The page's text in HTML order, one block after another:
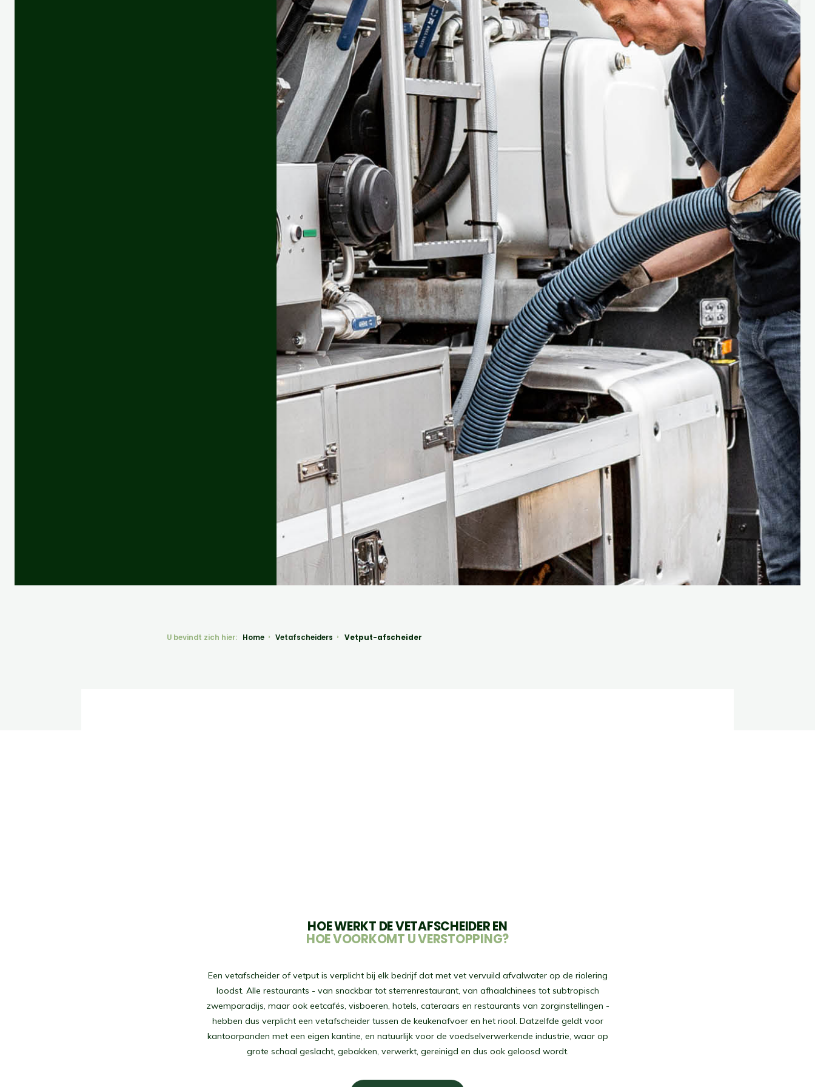
De
beste
service
voor
uw
vetput
Vetputspecialist
Olthuis
Recycling
Contact
U bevindt zich hier: Home Vetafscheiders Vetput-afscheider
HOE WERKT DE VETAFSCHEIDER EN
HOE VOORKOMT U VERSTOPPING?
Een vetafscheider of vetput is verplicht bij elk bedrijf dat met vet vervuild afvalwater op de riolering
loodst. Alle restaurants - van snackbar tot sterrenrestaurant, van afhaalchinees tot subtropisch
zwemparadijs, maar ook eetcafés, visboeren, hotels, cateraars en restaurants van zorginstellingen -
hebben dus verplicht een vetafscheider tussen de keukenafvoer en het riool. Datzelfde geldt voor
kantoorpanden met een eigen kantine, en natuurlijk voor de voedselverwerkende industrie, waar op
grote schaal geslacht, gebakken, verwerkt, gereinigd en dus ook geloosd wordt.